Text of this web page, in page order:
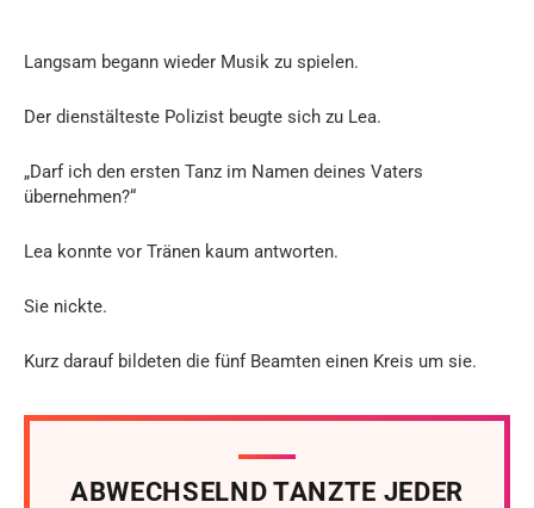
Langsam begann wieder Musik zu spielen.
Der dienstälteste Polizist beugte sich zu Lea.
„Darf ich den ersten Tanz im Namen deines Vaters
übernehmen?“
Lea konnte vor Tränen kaum antworten.
Sie nickte.
Kurz darauf bildeten die fünf Beamten einen Kreis um sie.
ABWECHSELND TANZTE JEDER